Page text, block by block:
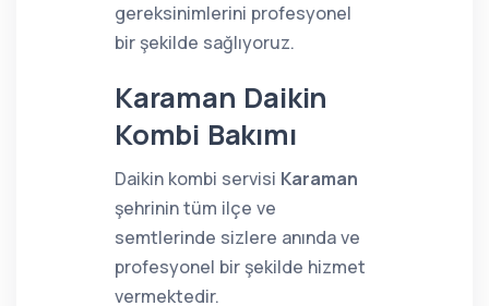
gereksinimlerini profesyonel
bir şekilde sağlıyoruz.
Karaman Daikin
Kombi Bakımı
Daikin kombi servisi Karaman
şehrinin tüm ilçe ve
semtlerinde sizlere anında ve
profesyonel bir şekilde hizmet
vermektedir.